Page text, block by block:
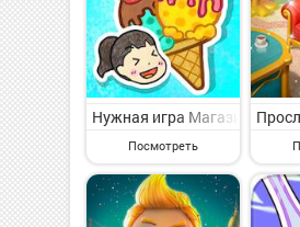
Нужная игра Магазин
Посмотреть